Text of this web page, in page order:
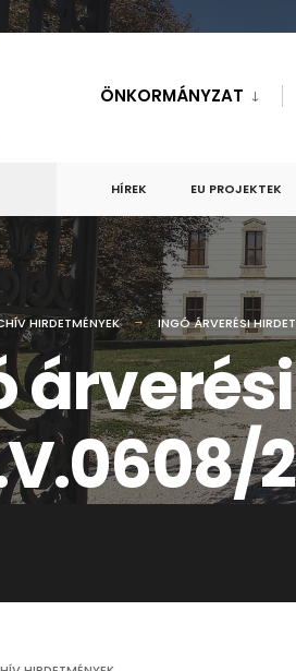
ÖNKORMÁNYZAT
HÍREK EU PROJEKTEK
HIRDETMÉNYEK INGÓ ÁRVERÉSI